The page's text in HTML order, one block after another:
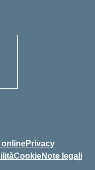
onlinePrivacy
CookieNote legali